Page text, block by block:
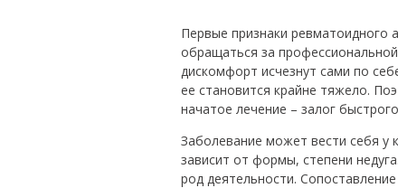
Первые признаки ревматоидного
обращаться за
дискомфорт исчезнут сами по
ее становится крайне тяжело.
начатое лечение – залог
Заболевание может вести себя у
зависит от формы, степени
род деятельности.